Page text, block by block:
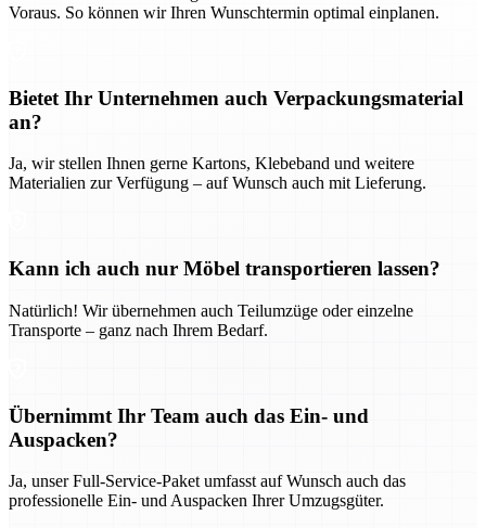
Voraus. So können wir Ihren Wunschtermin optimal einplanen.
Bietet Ihr Unternehmen auch Verpackungsmaterial
an?
Ja, wir stellen Ihnen gerne Kartons, Klebeband und weitere
Materialien zur Verfügung – auf Wunsch auch mit Lieferung.
Kann ich auch nur Möbel transportieren lassen?
Natürlich! Wir übernehmen auch Teilumzüge oder einzelne
Transporte – ganz nach Ihrem Bedarf.
Übernimmt Ihr Team auch das Ein- und
Auspacken?
Ja, unser Full-Service-Paket umfasst auf Wunsch auch das
professionelle Ein- und Auspacken Ihrer Umzugsgüter.